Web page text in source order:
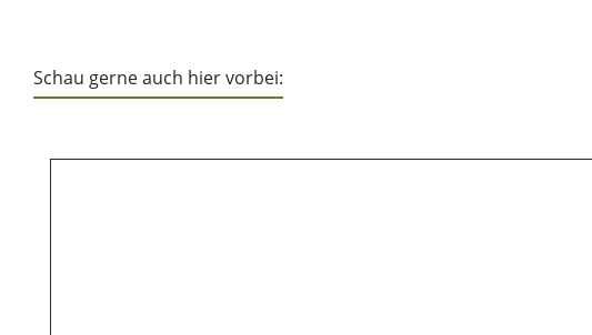
Schau gerne auch hier vorbei: